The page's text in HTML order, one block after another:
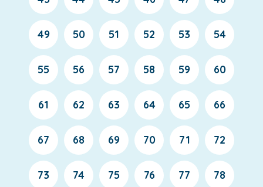
49 50 51 52 53 54
55 56 57 58 59 60
61 62 63 64 65 66
67 68 69 70 71 72
73 74 75 76 77 78